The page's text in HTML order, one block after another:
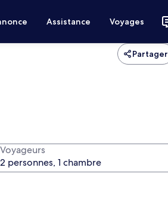
Assistance Voyages
Partager
Voyageurs